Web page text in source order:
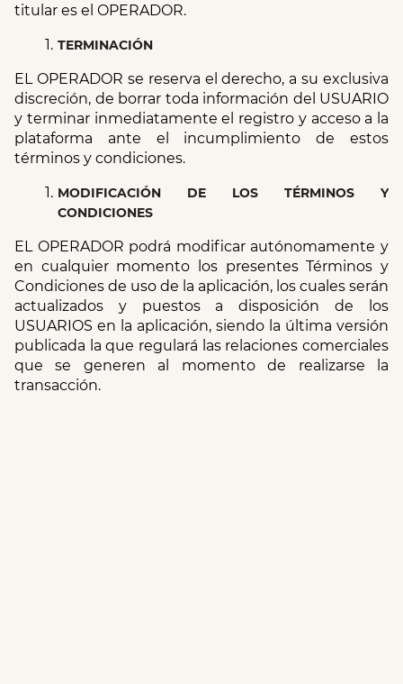
titular es el OPERADOR.
TERMINACIÓN
EL OPERADOR se reserva el derecho, a su exclusiva
discreción, de borrar toda información del USUARIO
y terminar inmediatamente el registro y acceso a la
plataforma ante el incumplimiento de estos
términos y condiciones.
MODIFICACIÓN DE LOS TÉRMINOS Y
CONDICIONES
EL OPERADOR podrá modificar autónomamente y
en cualquier momento los presentes Términos y
Condiciones de uso de la aplicación, los cuales serán
actualizados y puestos a disposición de los
USUARIOS en la aplicación, siendo la última versión
publicada la que regulará las relaciones comerciales
que se generen al momento de realizarse la
transacción.